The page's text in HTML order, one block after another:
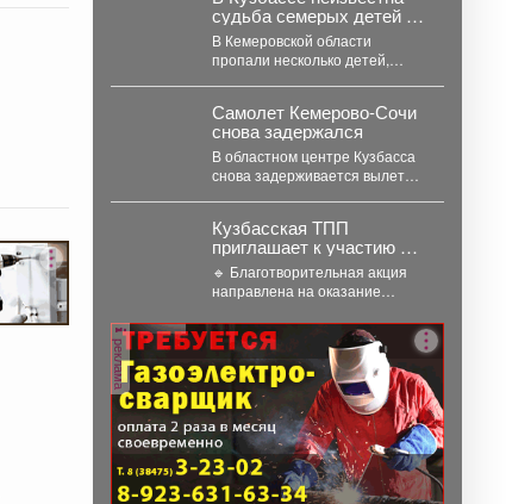
судьба семерых детей –
как сквозь землю
провалились
В Кемеровской области
пропали несколько детей,
Самолет Кемерово-Сочи
снова задержался
В областном центре Кузбасса
снова задерживается вылет
Кузбасская ТПП
приглашает к участию в
акции «Помоги собраться
в школу»
🔹 Благотворительная акция
направлена на оказание
к новому учебному году
первоклассников...
реклама